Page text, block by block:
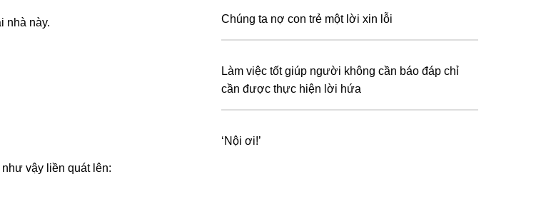
nhà này.
vậy liền quát lên:
Chúng ta nợ con trẻ một lời xin lỗi
Làm việc tốt giúp người không cần báo đáp chỉ
cần được thực hiện lời hứa
‘Nội ơi!’